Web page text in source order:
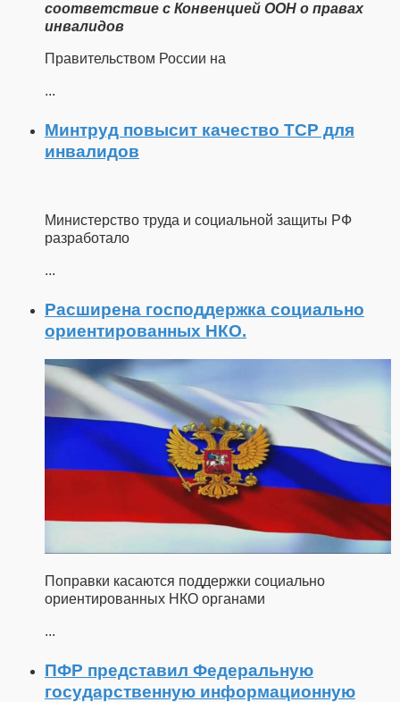
соответствие с Конвенцией ООН о правах
инвалидов
Правительством России на
...
Минтруд повысит качество ТСР для
инвалидов
Министерство труда и социальной защиты РФ
разработало
...
Расширена господдержка социально
ориентированных НКО.
Поправки касаются поддержки социально
ориентированных НКО органами
...
ПФР представил Федеральную
государственную информационную